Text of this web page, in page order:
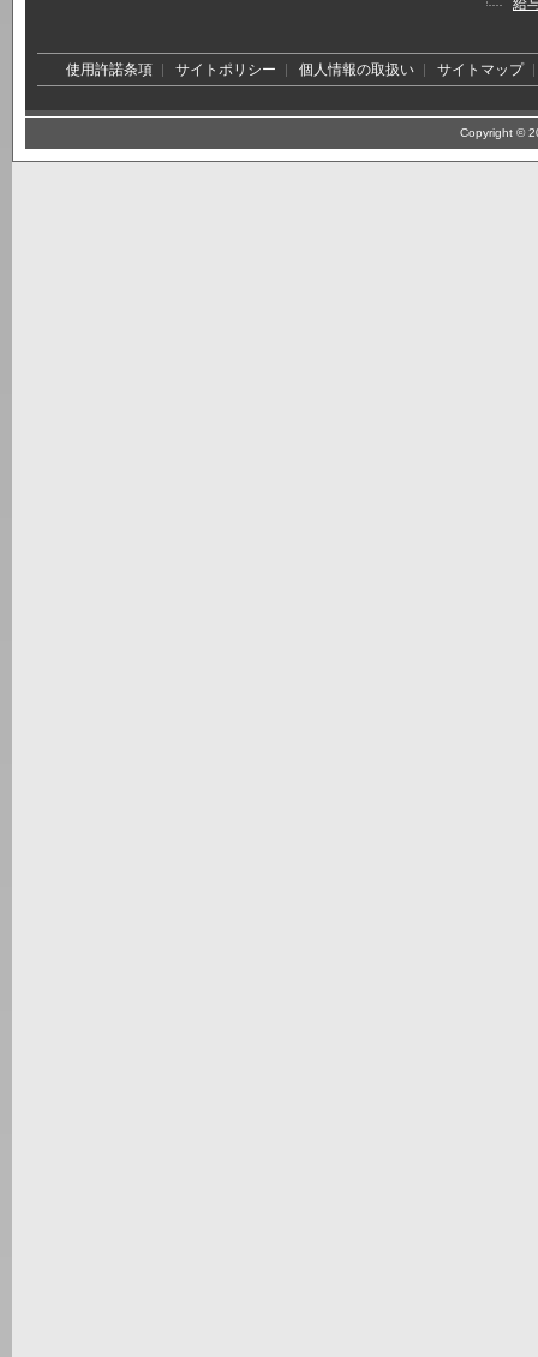
給
使用許諾条項 サイトポリシー 個人情報の取扱い サイトマップ
Copyright ©